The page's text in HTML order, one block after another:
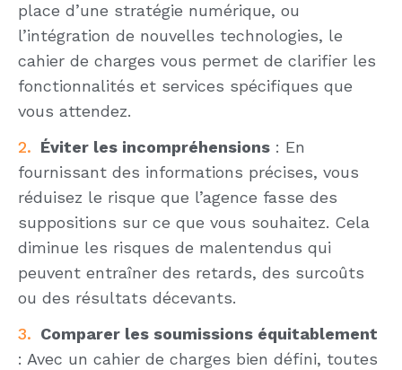
place d’une stratégie numérique, ou
l’intégration de nouvelles technologies, le
cahier de charges vous permet de clarifier les
fonctionnalités et services spécifiques que
vous attendez.
Éviter les incompréhensions: En
fournissant des informations précises, vous
réduisez le risque que l’agence fasse des
suppositions sur ce que vous souhaitez. Cela
diminue les risques de malentendus qui
peuvent entraîner des retards, des surcoûts
ou des résultats décevants.
Comparer les soumissions équitablement
: Avec un cahier de charges bien défini, toutes